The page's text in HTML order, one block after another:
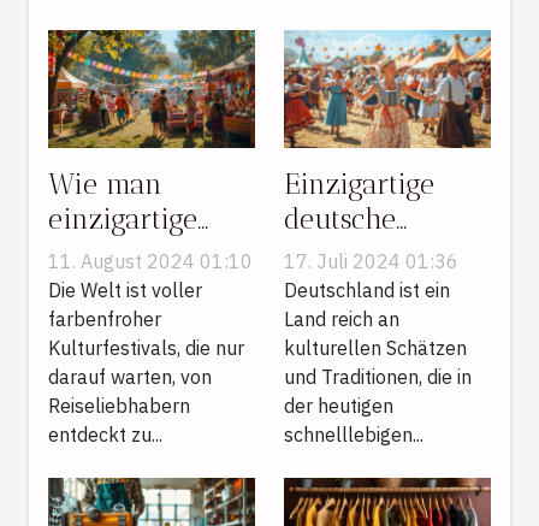
Wie man
einzigartige
Kulturfestivals
für den
nächsten
Urlaub
auswählt
11. August 2024 01:10
Die Welt ist voller
farbenfroher
Kulturfestivals, die nur
darauf warten, von
Reiseliebhabern
entdeckt zu...
Einzigartige
deutsche
Traditionen und
ihre kulturelle
Bedeutung
17. Juli 2024 01:36
Deutschland ist ein
Land reich an
kulturellen Schätzen
und Traditionen, die in
der heutigen
schnelllebigen...